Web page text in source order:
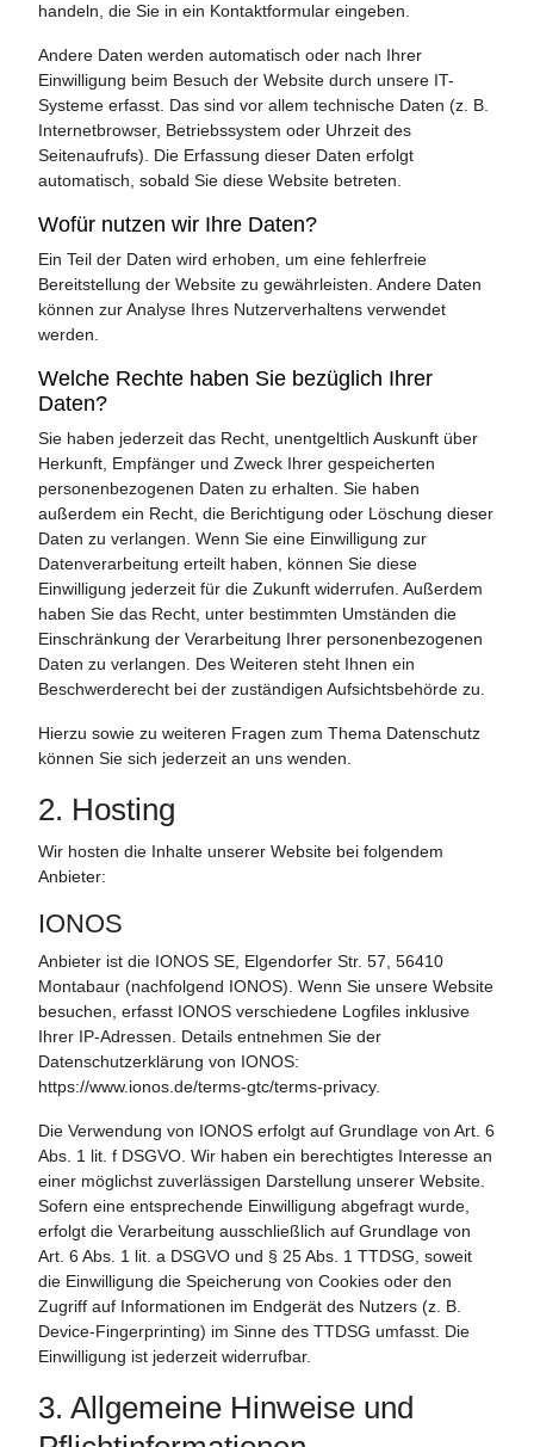
handeln, die Sie in ein Kontaktformular eingeben.
Andere Daten werden automatisch oder nach Ihrer
Einwilligung beim Besuch der Website durch unsere IT-
Systeme erfasst. Das sind vor allem technische Daten (z. B.
Internetbrowser, Betriebssystem oder Uhrzeit des
Seitenaufrufs). Die Erfassung dieser Daten erfolgt
automatisch, sobald Sie diese Website betreten.
Wofür nutzen wir Ihre Daten?
Ein Teil der Daten wird erhoben, um eine fehlerfreie
Bereitstellung der Website zu gewährleisten. Andere Daten
können zur Analyse Ihres Nutzerverhaltens verwendet
werden.
Welche Rechte haben Sie bezüglich Ihrer
Daten?
Sie haben jederzeit das Recht, unentgeltlich Auskunft über
Herkunft, Empfänger und Zweck Ihrer gespeicherten
personenbezogenen Daten zu erhalten. Sie haben
außerdem ein Recht, die Berichtigung oder Löschung dieser
Daten zu verlangen. Wenn Sie eine Einwilligung zur
Datenverarbeitung erteilt haben, können Sie diese
Einwilligung jederzeit für die Zukunft widerrufen. Außerdem
haben Sie das Recht, unter bestimmten Umständen die
Einschränkung der Verarbeitung Ihrer personenbezogenen
Daten zu verlangen. Des Weiteren steht Ihnen ein
Beschwerderecht bei der zuständigen Aufsichtsbehörde zu.
Hierzu sowie zu weiteren Fragen zum Thema Datenschutz
können Sie sich jederzeit an uns wenden.
2. Hosting
Wir hosten die Inhalte unserer Website bei folgendem
Anbieter:
IONOS
Anbieter ist die IONOS SE, Elgendorfer Str. 57, 56410
Montabaur (nachfolgend IONOS). Wenn Sie unsere Website
besuchen, erfasst IONOS verschiedene Logfiles inklusive
Ihrer IP-Adressen. Details entnehmen Sie der
Datenschutzerklärung von IONOS:
https://www.ionos.de/terms-gtc/terms-privacy.
Die Verwendung von IONOS erfolgt auf Grundlage von Art. 6
Abs. 1 lit. f DSGVO. Wir haben ein berechtigtes Interesse an
einer möglichst zuverlässigen Darstellung unserer Website.
Sofern eine entsprechende Einwilligung abgefragt wurde,
erfolgt die Verarbeitung ausschließlich auf Grundlage von
Art. 6 Abs. 1 lit. a DSGVO und § 25 Abs. 1 TTDSG, soweit
die Einwilligung die Speicherung von Cookies oder den
Zugriff auf Informationen im Endgerät des Nutzers (z. B.
Device-Fingerprinting) im Sinne des TTDSG umfasst. Die
Einwilligung ist jederzeit widerrufbar.
3. Allgemeine Hinweise und